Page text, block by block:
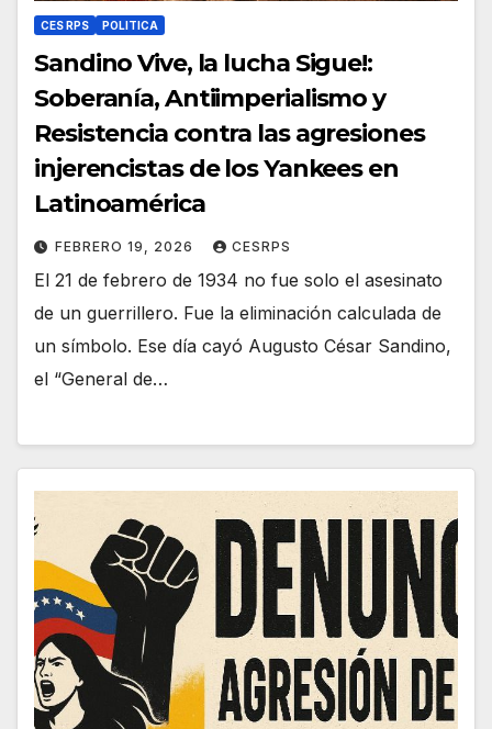
CES RPS POLITICA
Sandino Vive, la lucha Sigue!:
Soberanía, Antiimperialismo y
Resistencia contra las agresiones
injerencistas de los Yankees en
Latinoamérica
FEBRERO 19, 2026 CESRPS
El 21 de febrero de 1934 no fue solo el asesinato
de un guerrillero. Fue la eliminación calculada de
un símbolo. Ese día cayó Augusto César Sandino,
el “General de…